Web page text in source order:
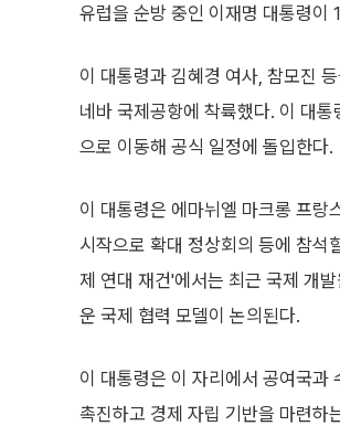
유럽을 순방 중인 이재명 대통령
이 대통령과 김혜경 여사, 참모진
네바 국제공항에 착륙했다. 이 대
으로 이동해 공식 일정에 돌입한다.
이 대통령은 에마뉘엘 마크롱 프랑
시작으로 확대 정상회의 등에 참석
제 연대 재건'에서는 최근 국제 개
운 국제 협력 모델이 논의된다.
이 대통령은 이 자리에서 공여국과
촉진하고 경제 자립 기반을 마련하